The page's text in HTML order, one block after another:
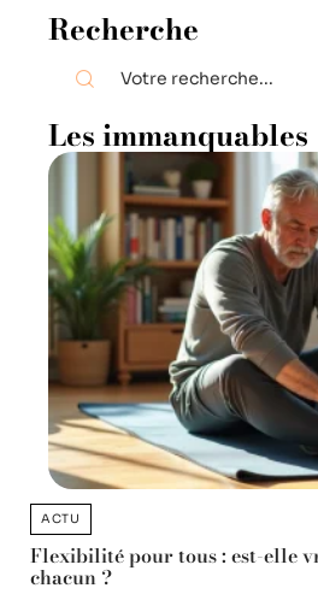
Recherche
Les immanquables
ACTU
Flexibilité pour tous : est-elle
chacun ?